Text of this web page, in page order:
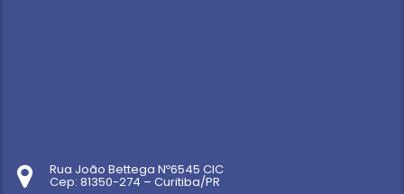
Rua João Bettega Nº6545 CIC
Cep: 81350-274 – Curitiba/PR